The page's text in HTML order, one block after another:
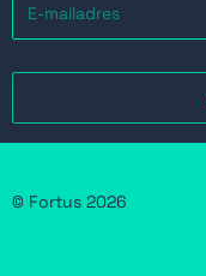
© Fortus 2026